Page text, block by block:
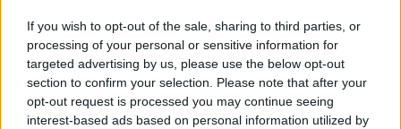
If you wish to opt-out of the sale, sharing to third parties, or
processing of your personal or sensitive information for
targeted advertising by us, please use the below opt-out
section to confirm your selection. Please note that after your
opt-out request is processed you may continue seeing
interest-based ads based on personal information utilized by
ανακοινωθεί κατά πάσα πιθανότητα τη
Δευτέρα και πολύ σύντομα θα ακολουθήσουν
σημαντικές αλλαγές στη διοικητική
πυραμίδατου τηλεοπτικού σταθμού.